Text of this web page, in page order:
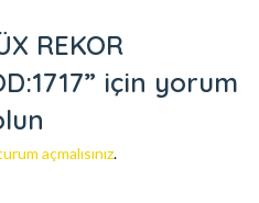
REKOR
için yorum
açmalısınız.